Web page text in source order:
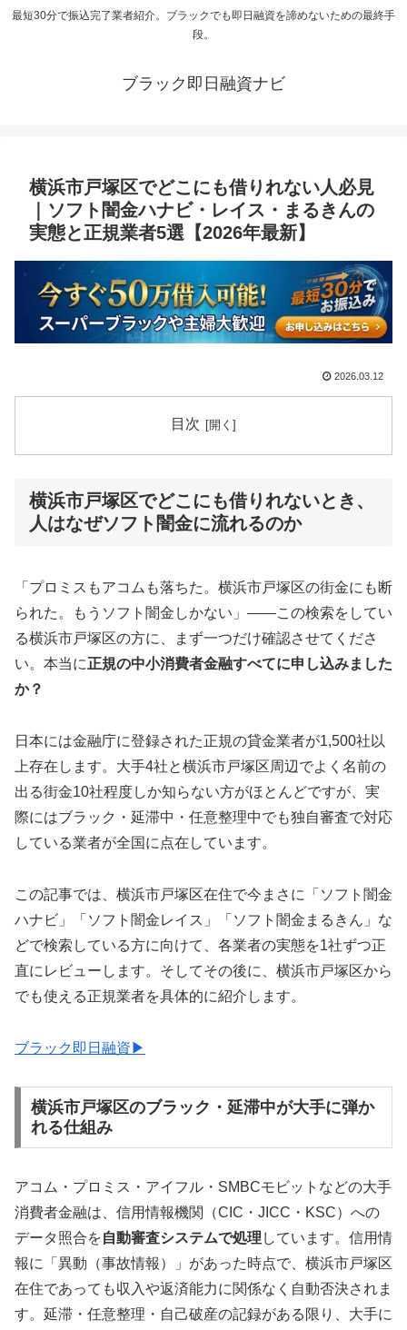
最短30分で振込完了業者紹介。ブラックでも即日融資を諦めないための最終手
段。
ブラック即日融資ナビ
横浜市戸塚区でどこにも借りれない人必見
｜ソフト闇金ハナビ・レイス・まるきんの
実態と正規業者5選【2026年最新】
2026.03.12
目次
横浜市戸塚区でどこにも借りれないとき、
人はなぜソフト闇金に流れるのか
「プロミスもアコムも落ちた。横浜市戸塚区の街金にも断
られた。もうソフト闇金しかない」——この検索をしてい
る横浜市戸塚区の方に、まず一つだけ確認させてくださ
い。本当に正規の中小消費者金融すべてに申し込みました
か？
日本には金融庁に登録された正規の貸金業者が1,500社以
上存在します。大手4社と横浜市戸塚区周辺でよく名前の
出る街金10社程度しか知らない方がほとんどですが、実
際にはブラック・延滞中・任意整理中でも独自審査で対応
している業者が全国に点在しています。
この記事では、横浜市戸塚区在住で今まさに「ソフト闇金
ハナビ」「ソフト闇金レイス」「ソフト闇金まるきん」な
どで検索している方に向けて、各業者の実態を1社ずつ正
直にレビューします。そしてその後に、横浜市戸塚区から
でも使える正規業者を具体的に紹介します。
ブラック即日融資▶
横浜市戸塚区のブラック・延滞中が大手に弾か
れる仕組み
アコム・プロミス・アイフル・SMBCモビットなどの大手
消費者金融は、信用情報機関（CIC・JICC・KSC）への
データ照合を自動審査システムで処理 しています。信用情
報に「異動（事故情報）」があった時点で、横浜市戸塚区
在住であっても収入や返済能力に関係なく自動否決されま
す。延滞・任意整理・自己破産の記録がある限り、大手に